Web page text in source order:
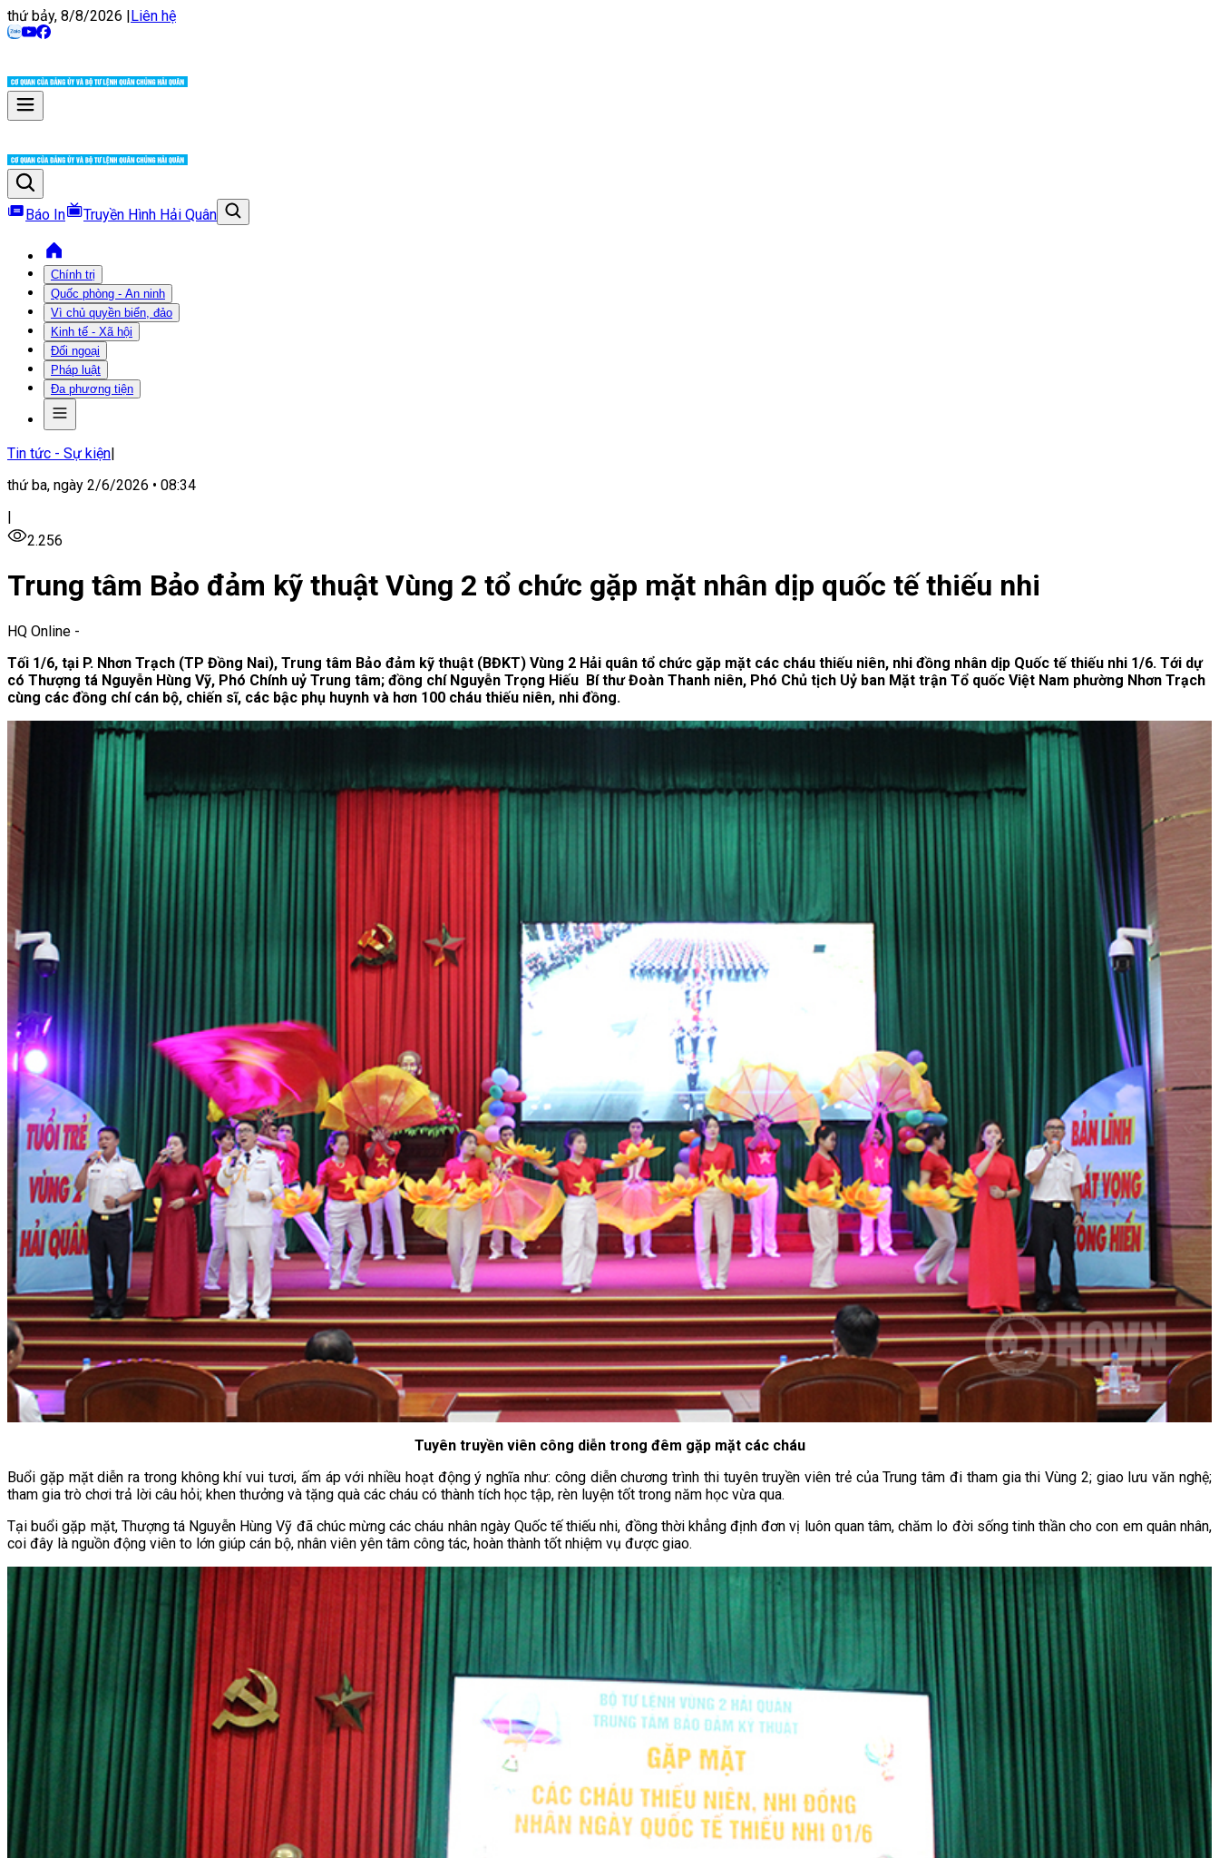
thứ bảy, 8/8/2026 |Liên hệ
Báo In Truyền Hình Hải Quân
Chính trị
Quốc phòng - An ninh
Vì chủ quyền biển, đảo
Kinh tế - Xã hội
Đối ngoại
Pháp luật
Đa phương tiện
Tin tức - Sự kiện|
thứ ba, ngày 2/6/2026 • 08:34
|
2.256
Trung tâm Bảo đảm kỹ thuật Vùng 2 tổ chức gặp mặt nhân dịp quốc tế thiếu nhi
HQ Online -
Tối 1/6, tại P. Nhơn Trạch (TP Đồng Nai), Trung tâm Bảo đảm kỹ thuật (BĐKT) Vùng 2 Hải quân tổ chức gặp mặt các cháu thiếu niên, nhi đồng nhân dịp Quốc tế thiếu nhi 1/6. Tới dự
có Thượng tá Nguyễn Hùng Vỹ, Phó Chính uỷ Trung tâm; đồng chí Nguyễn Trọng Hiếu Bí thư Đoàn Thanh niên, Phó Chủ tịch Uỷ ban Mặt trận Tổ quốc Việt Nam phường Nhơn Trạch
cùng các đồng chí cán bộ, chiến sĩ, các bậc phụ huynh và hơn 100 cháu thiếu niên, nhi đồng.
Tuyên truyền viên công diễn trong đêm gặp mặt các cháu
Buổi gặp mặt diễn ra trong không khí vui tươi, ấm áp với nhiều hoạt động ý nghĩa như: công diễn chương trình thi tuyên truyền viên trẻ của Trung tâm đi tham gia thi Vùng 2; giao lưu văn nghệ;
tham gia trò chơi trả lời câu hỏi; khen thưởng và tặng quà các cháu có thành tích học tập, rèn luyện tốt trong năm học vừa qua.
Tại buổi gặp mặt, Thượng tá Nguyễn Hùng Vỹ đã chúc mừng các cháu nhân ngày Quốc tế thiếu nhi, đồng thời khẳng định đơn vị luôn quan tâm, chăm lo đời sống tinh thần cho con em quân nhân,
coi đây là nguồn động viên to lớn giúp cán bộ, nhân viên yên tâm công tác, hoàn thành tốt nhiệm vụ được giao.